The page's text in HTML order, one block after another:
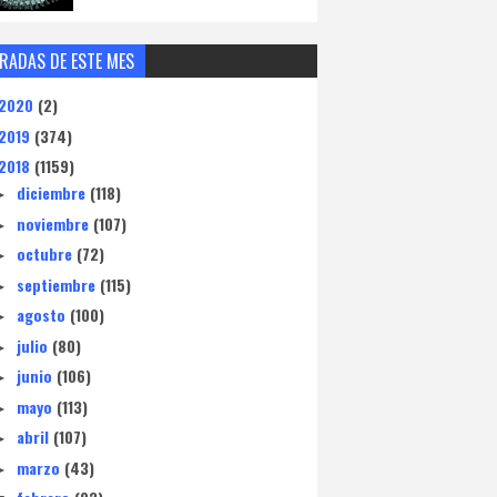
DE ESTE MES
2020 (2)
2019 (374)
2018 (1159)
diciembre (118)
noviembre (107)
octubre (72)
septiembre (115)
agosto (100)
julio (80)
junio (106)
mayo (113)
abril (107)
marzo (43)